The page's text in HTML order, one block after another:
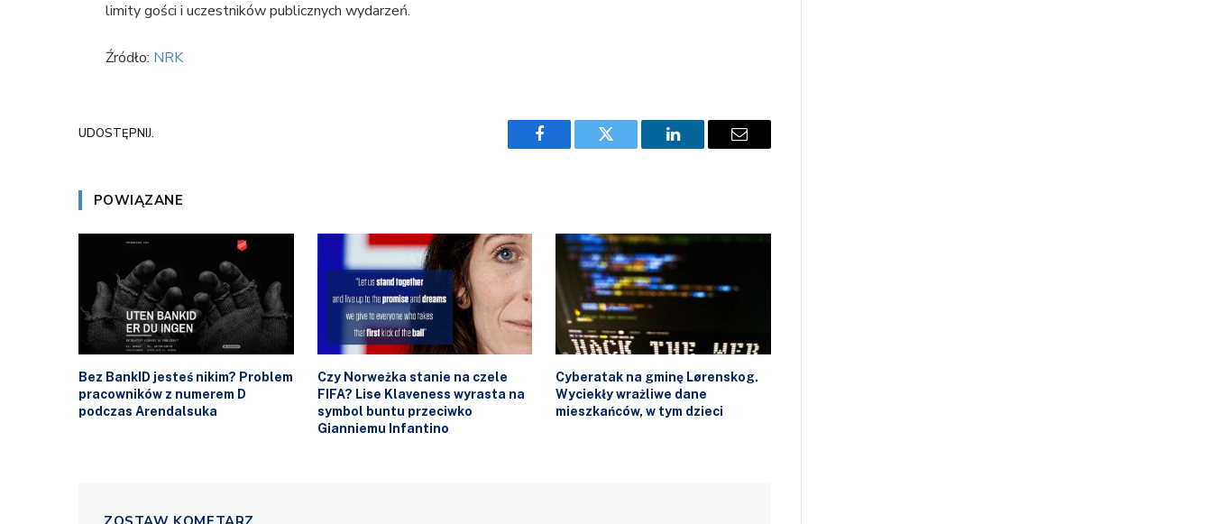
limity gości i uczestników publicznych wydarzeń.
Źródło: NRK
UDOSTĘPNIJ.
Facebook Twitter LinkedIn Email
POWIĄZANE
Bez BankID jesteś nikim? Problem
pracowników z numerem D
podczas Arendalsuka
Czy Norweżka stanie na czele
FIFA? Lise Klaveness wyrasta na
symbol buntu przeciwko
Gianniemu Infantino
Cyberatak na gminę Lørenskog.
Wyciekły wrażliwe dane
mieszkańców, w tym dzieci